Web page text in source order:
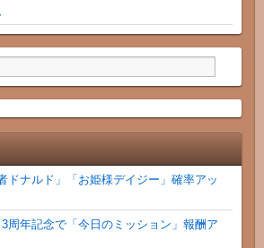
ドナルド」「お姫様デイジー」確率アッ
3周年記念で「今日のミッション」報酬ア